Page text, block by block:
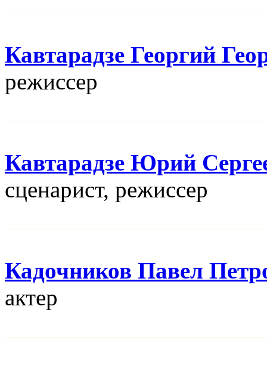
Кавтарадзе Георгий
режисcер
Кавтарадзе Юрий
сценарист, режисcер
Кадочников Павел
актер